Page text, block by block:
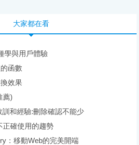
大家都在看
學與用戶體驗
函數
效果
薦)
和經驗:刪除確認不能少
正確使用的趨勢
：移動Web的完美開端